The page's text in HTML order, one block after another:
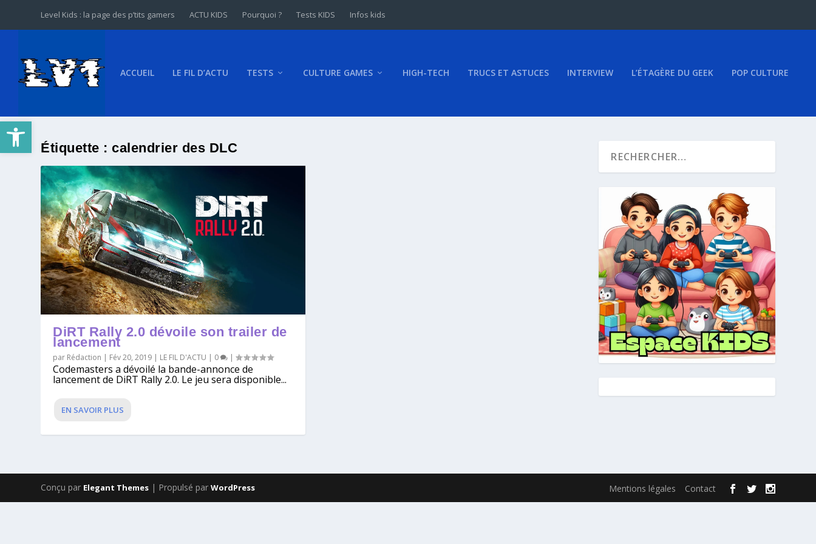
Ouvrir la barre d’outils
Level Kids : la page des p’tits gamers ACTU KIDS Pourquoi ? Tests KIDS Infos kids
ACCUEIL LE FIL D’ACTU TESTS CULTURE GAMES HIGH-TECH TRUCS ET ASTUCES INTERVIEW L’ÉTAGÈRE DU GEEK POP CULTURE
Étiquette :calendrier des DLC
DiRT Rally 2.0 dévoile son trailer de
lancement
par Rédaction | Fév 20, 2019 | LE FIL D'ACTU | 0 |
Codemasters a dévoilé la bande-annonce de
lancement de DiRT Rally 2.0. Le jeu sera disponible...
EN SAVOIR PLUS
Conçu par Elegant Themes | Propulsé parWordPress Mentions légales Contact